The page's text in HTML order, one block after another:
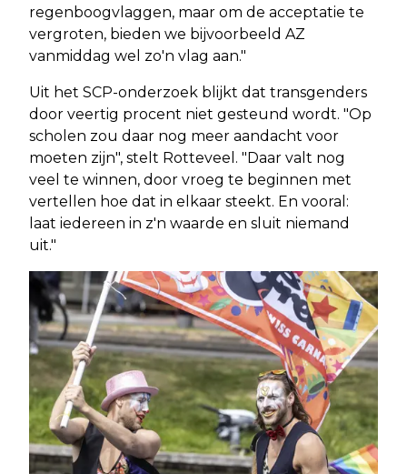
regenboogvlaggen, maar om de acceptatie te
vergroten, bieden we bijvoorbeeld AZ
vanmiddag wel zo'n vlag aan."
Uit het SCP-onderzoek blijkt dat transgenders
door veertig procent niet gesteund wordt. "Op
scholen zou daar nog meer aandacht voor
moeten zijn", stelt Rotteveel. "Daar valt nog
veel te winnen, door vroeg te beginnen met
vertellen hoe dat in elkaar steekt. En vooral:
laat iedereen in z'n waarde en sluit niemand
uit."